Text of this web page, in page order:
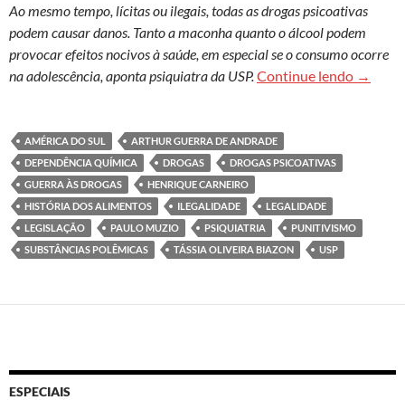
Ao mesmo tempo, lícitas ou ilegais, todas as drogas psicoativas
podem causar danos. Tanto a maconha quanto o álcool podem
provocar efeitos nocivos à saúde, em especial se o consumo ocorre
na adolescência, aponta psiquiatra da USP.Continue lendo →
AMÉRICA DO SUL
ARTHUR GUERRA DE ANDRADE
DEPENDÊNCIA QUÍMICA
DROGAS
DROGAS PSICOATIVAS
GUERRA ÀS DROGAS
HENRIQUE CARNEIRO
HISTÓRIA DOS ALIMENTOS
ILEGALIDADE
LEGALIDADE
LEGISLAÇÃO
PAULO MUZIO PSIQUIATRIA
PUNITIVISMO
SUBSTÂNCIAS POLÊMICAS
TÁSSIA OLIVEIRA BIAZON USP
ESPECIAIS